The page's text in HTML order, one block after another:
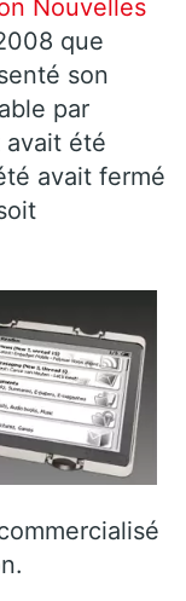
Nouvelles
que
son
par
avait été
avait fermé